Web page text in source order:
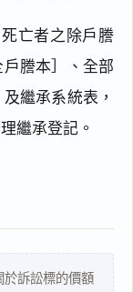
亡者之除戶謄
謄本］、全部
繼承系統表，
繼承登記。
訴訟標的價額
讀 研究
搜尋本